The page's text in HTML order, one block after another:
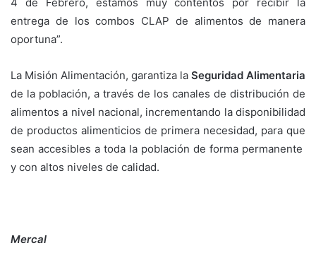
entrega de los combos CLAP de alimentos de manera
oportuna”.
La Misión Alimentación, garantiza la Seguridad Alimentaria
de la población, a través de los canales de distribución de
alimentos a nivel nacional, incrementando la disponibilidad
de productos alimenticios de primera necesidad, para que
sean accesibles a toda la población de forma permanente
y con altos niveles de calidad.
Mercal